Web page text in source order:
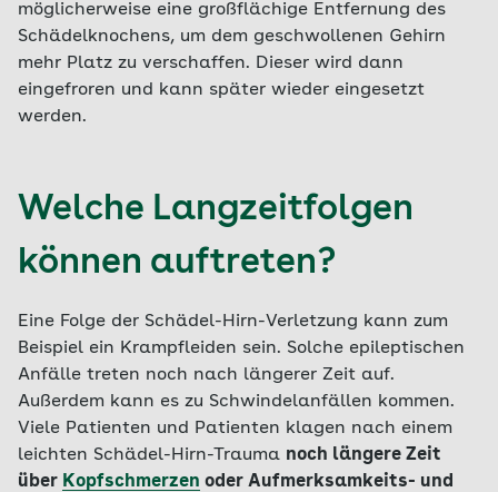
möglicherweise eine großflächige Entfernung des
Schädelknochens, um dem geschwollenen Gehirn
mehr Platz zu verschaffen. Dieser wird dann
eingefroren und kann später wieder eingesetzt
werden.
Welche Langzeitfolgen
können auftreten?
Eine Folge der Schädel-Hirn-Verletzung kann zum
Beispiel ein Krampfleiden sein. Solche epileptischen
Anfälle treten noch nach längerer Zeit auf.
Außerdem kann es zu Schwindelanfällen kommen.
Viele Patienten und Patienten klagen nach einem
leichten Schädel-Hirn-Trauma noch längere Zeit
über Kopfschmerzen oder Aufmerksamkeits- und